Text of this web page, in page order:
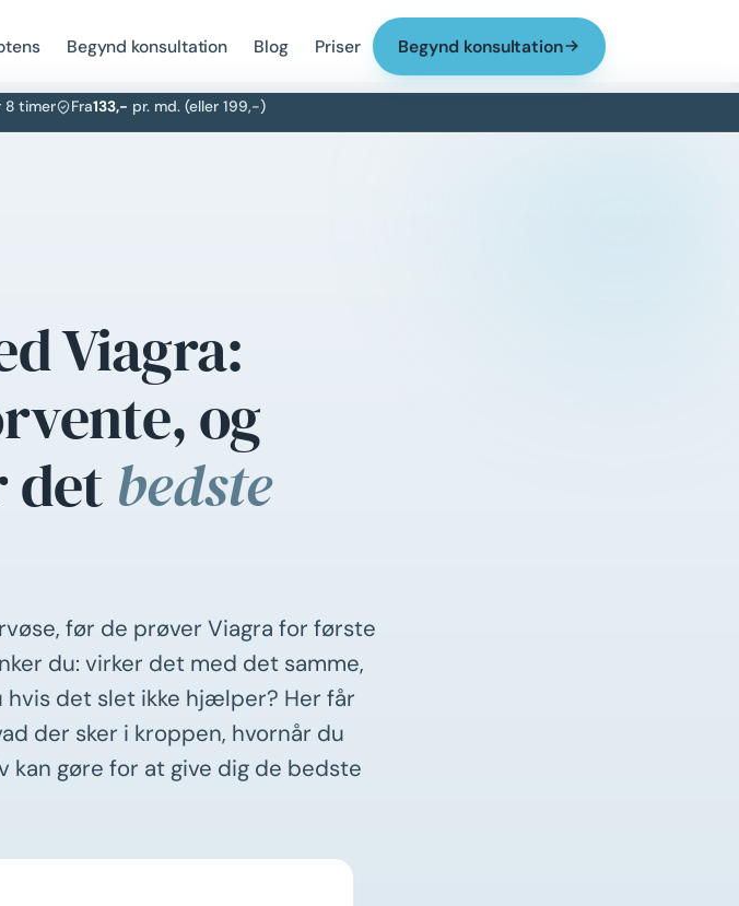
Begynd konsultation Blog Priser Begynd konsultation
8 timer Fra133,- pr. md. (eller 199,-)
Viagra:
og
det bedste
før de prøver Viagra for første
du: virker det med det samme,
hvis det slet ikke hjælper? Her får
der sker i kroppen, hvornår du
kan gøre for at give dig de bedste